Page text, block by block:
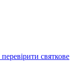
святкове